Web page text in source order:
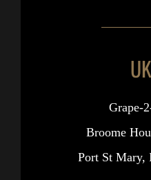
Grape-
Broome
Port St Mary,